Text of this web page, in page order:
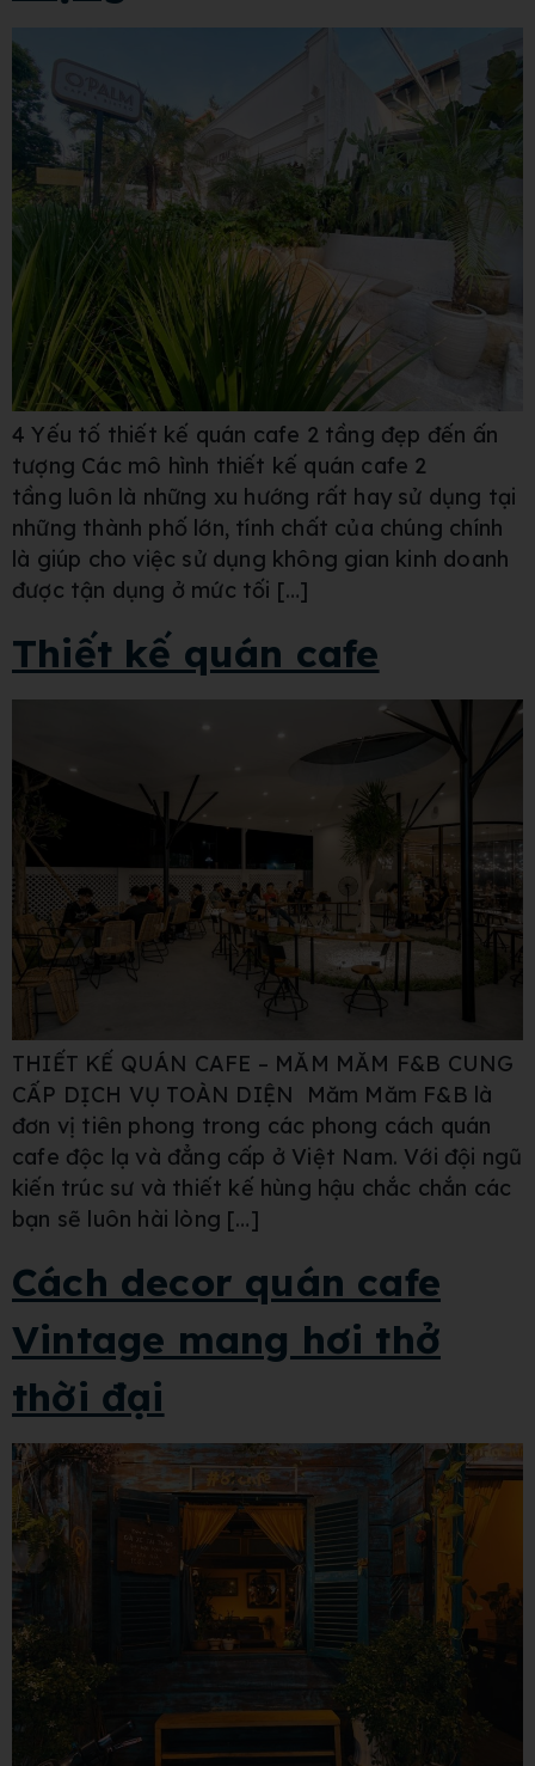
4 Yếu tố thiết kế quán cafe 2 tầng đẹp đến ấn
tượng Các mô hình thiết kế quán cafe 2
tầng luôn là những xu hướng rất hay sử dụng tại
những thành phố lớn, tính chất của chúng chính
là giúp cho việc sử dụng không gian kinh doanh
được tận dụng ở mức tối […]
Thiết kế quán cafe
THIẾT KẾ QUÁN CAFE – MĂM MĂM F&B CUNG
CẤP DỊCH VỤ TOÀN DIỆN Măm Măm F&B là
đơn vị tiên phong trong các phong cách quán
cafe độc lạ và đẳng cấp ở Việt Nam. Với đội ngũ
kiến trúc sư và thiết kế hùng hậu chắc chắn các
bạn sẽ luôn hài lòng […]
Cách decor quán cafe
Vintage mang hơi thở
thời đại